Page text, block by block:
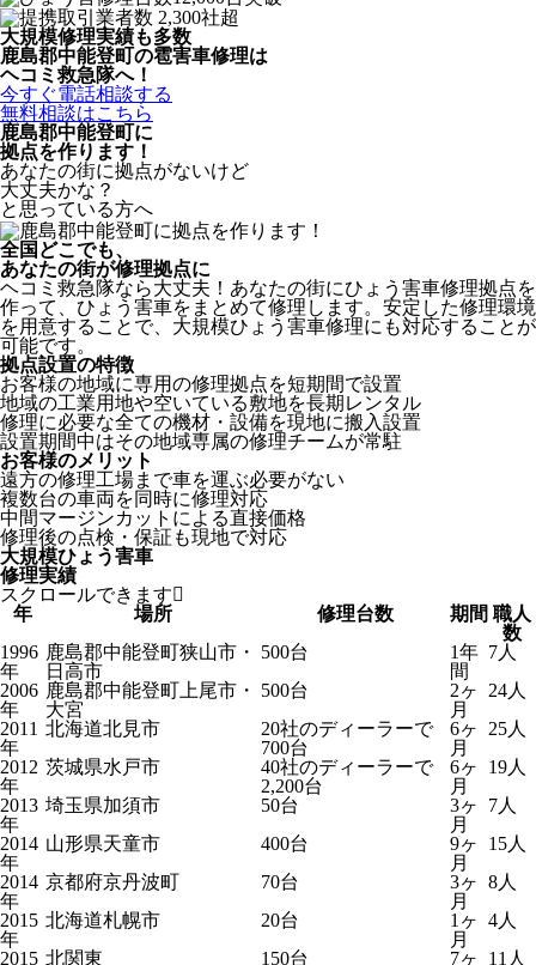
大規模修理実績も多数
鹿島郡中能登町の雹害車修理は
ヘコミ救急隊へ！
今すぐ電話相談する
無料相談はこちら
鹿島郡中能登町に
拠点を作ります！
あなたの街に拠点がないけど
大丈夫かな？
と思っている方へ
全国どこでも、
あなたの街が修理拠点に
ヘコミ救急隊なら大丈夫！あなたの街にひょう害車修理拠点を
作って、ひょう害車をまとめて修理します。安定した修理環境
を用意することで、大規模ひょう害車修理にも対応することが
可能です。
拠点設置の特徴
お客様の地域に専用の修理拠点を短期間で設置
地域の工業用地や空いている敷地を長期レンタル
修理に必要な全ての機材・設備を現地に搬入設置
設置期間中はその地域専属の修理チームが常駐
お客様のメリット
遠方の修理工場まで車を運ぶ必要がない
複数台の車両を同時に修理対応
中間マージンカットによる直接価格
修理後の点検・保証も現地で対応
大規模ひょう害車
修理実績
スクロールできます
年
場所 修理台数 期間 職人
数
1996
年
鹿島郡中能登町狭山市・
日高市
500台
1年
間
7人
2006
年
鹿島郡中能登町上尾市・
大宮
500台
2ヶ
月
24人
2011
年
北海道北見市
20社のディーラーで
700台
6ヶ
月
25人
2012
年
茨城県水戸市
40社のディーラーで
2,200台
6ヶ
月
19人
2013
年
埼玉県加須市 50台
3ヶ
月
7人
2014
年
山形県天童市 400台
9ヶ
月
15人
2014
年
京都府京丹波町 70台
3ヶ
月
8人
2015
年
北海道札幌市 20台
1ヶ
月
4人
2015 北関東 150台 7ヶ 11人